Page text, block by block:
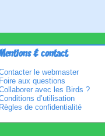
& contact
le webmaster
Foire aux questions
avec les Birds ?
d’utilisation
Règles de confidentialité